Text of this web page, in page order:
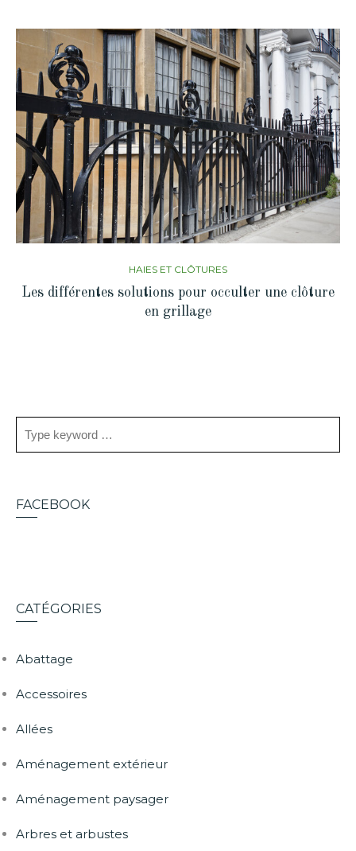
HAIES ET CLÔTURES
Les différentes solutions pour occulter une clôture
en grillage
FACEBOOK
CATÉGORIES
Abattage
Accessoires
Allées
Aménagement extérieur
Aménagement paysager
Arbres et arbustes